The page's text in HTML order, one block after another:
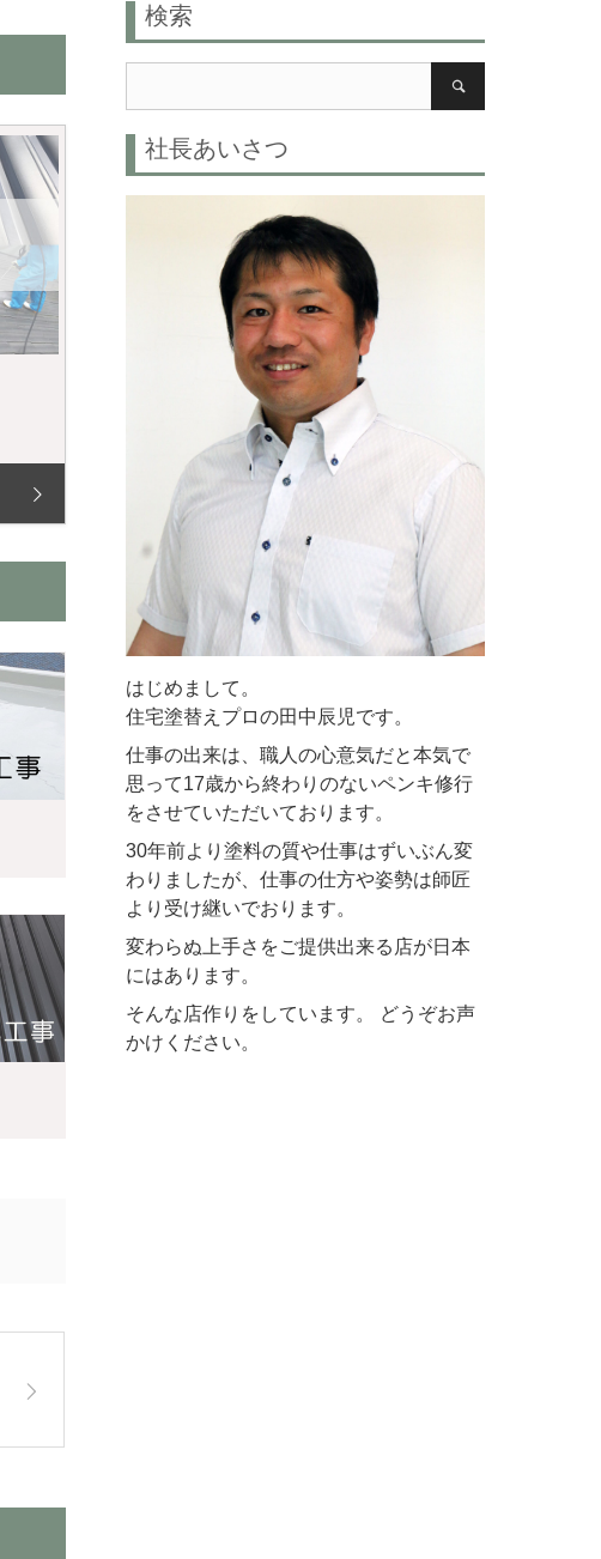
検索
社長あいさつ
はじめまして。
住宅塗替えプロの田中辰児です。
仕事の出来は、職人の心意気だと本気で
思って17歳から終わりのないペンキ修行
をさせていただいております。
30年前より塗料の質や仕事はずいぶん変
わりましたが、仕事の仕方や姿勢は師匠
より受け継いでおります。
変わらぬ上手さをご提供出来る店が日本
にはあります。
そんな店作りをしています。 どうぞお声
かけください。